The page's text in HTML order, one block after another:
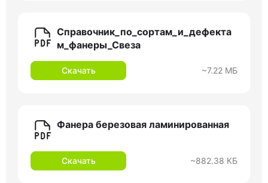
Справочник_по_сортам_и_дефекта
м_фанеры_Свеза
Скачать ~7.22 МБ
Фанера березовая ламинированная
Скачать ~882.38 КБ